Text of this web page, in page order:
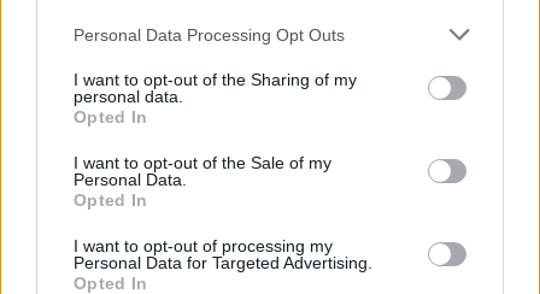
Personal Data Processing Opt Outs
I want to opt-out of the Sharing of my
personal data.
Opted In
I want to opt-out of the Sale of my
Personal Data.
Opted In
I want to opt-out of processing my
Personal Data for Targeted Advertising.
Opted In
βιταμίνης Β12 και φυλλικού οξέος στο αίμα.
Υψηλή ομοκυστεΐνη συνδέθηκε με
χαμηλότερα επίπεδα των δύο βιταμινών.
σωματική κόπωση.
Στις γυναίκες καταγράφηκε μειωμένο
Οι ερευνητές επισημαίνουν τησημασία μιας